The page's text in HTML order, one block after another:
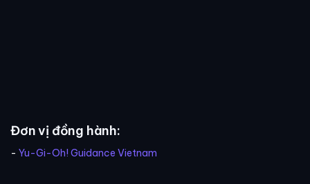
Đơn vị đồng hành:
- Yu-Gi-Oh! Guidance Vietnam